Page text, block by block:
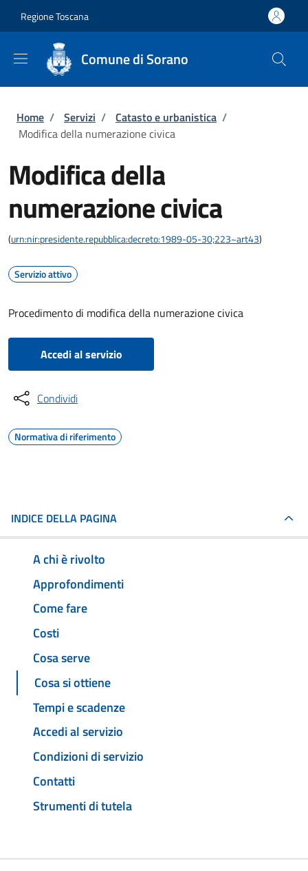
Regione Toscana
Comune di Sorano
Briciole di pane
Home / Servizi / Catasto e urbanistica /
Modifica della numerazione civica
Modifica della
numerazione civica
(urn:nir:presidente.repubblica:decreto:1989-05-30;223~art43)
Servizio attivo
Procedimento di modifica della numerazione civica
Accedi al servizio
Condividi
Normativa di riferimento
INDICE DELLA PAGINA
A chi è rivolto
Approfondimenti
Come fare
Costi
Cosa serve
Cosa si ottiene
Tempi e scadenze
Accedi al servizio
Condizioni di servizio
Contatti
Strumenti di tutela